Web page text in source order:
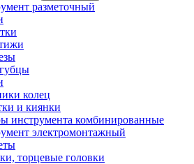
разметочный
колец
и киянки
инструмента комбинированные
электромонтажный
торцевые головки